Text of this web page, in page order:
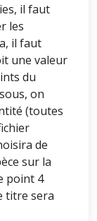
il faut
les
il faut
une valeur
du
on
(toutes
de
sur la
point 4
titre sera